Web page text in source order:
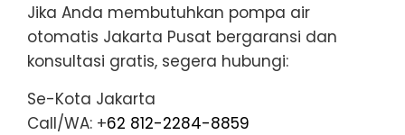
Jika Anda membutuhkan pompa air
otomatis Jakarta Pusat bergaransi dan
konsultasi gratis, segera hubungi:
Se-Kota Jakarta
Call/WA: +62 812-2284-8859